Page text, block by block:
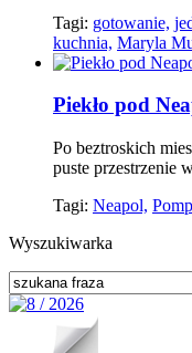
Tagi: gotowanie,
kuchnia, Maryla
Piekło pod
Po beztroskich
puste przestrzenie
Tagi: Neapol,
Wyszukiwarka